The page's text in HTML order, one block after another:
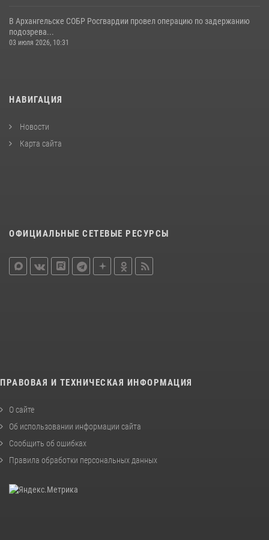
В Архангельске СОБР Росгвардии провел операцию по задержанию
подозрева...
03 июля 2026, 10:31
НАВИГАЦИЯ
Новости
Карта сайта
ОФИЦИАЛЬНЫЕ СЕТЕВЫЕ РЕСУРСЫ
ПРАВОВАЯ И ТЕХНИЧЕСКАЯ ИНФОРМАЦИЯ
О сайте
Об использовании информации сайта
Сообщить об ошибках
Правила обработки персональных данных